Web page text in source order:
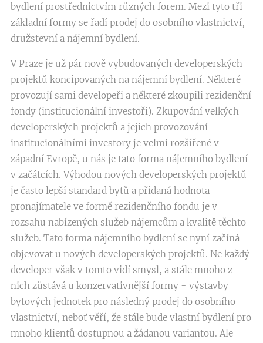
bydlení prostřednictvím různých forem. Mezi tyto tři
základní formy se řadí prodej do osobního vlastnictví,
družstevní a nájemní bydlení.
V Praze je už pár nově vybudovaných developerských
projektů koncipovaných na nájemní bydlení. Některé
provozují sami developeři a některé zkoupili rezidenční
fondy (institucionální investoři). Zkupování velkých
developerských projektů a jejich provozování
institucionálními investory je velmi rozšířené v
západní Evropě, u nás je tato forma nájemního bydlení
v začátcích. Výhodou nových developerských projektů
je často lepší standard bytů a přidaná hodnota
pronajímatele ve formě rezidenčního fondu je v
rozsahu nabízených služeb nájemcům a kvalitě těchto
služeb. Tato forma nájemního bydlení se nyní začíná
objevovat u nových developerských projektů. Ne každý
developer však v tomto vidí smysl, a stále mnoho z
nich zůstává u konzervativnější formy - výstavby
bytových jednotek pro následný prodej do osobního
vlastnictví, neboť věří, že stále bude vlastní bydlení pro
mnoho klientů dostupnou a žádanou variantou. Ale